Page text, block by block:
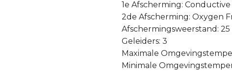
1e Afscherming:
2de Afscherming: Oxygen
Afschermingsweerstand:
Geleiders: 3
Maximale
Minimale